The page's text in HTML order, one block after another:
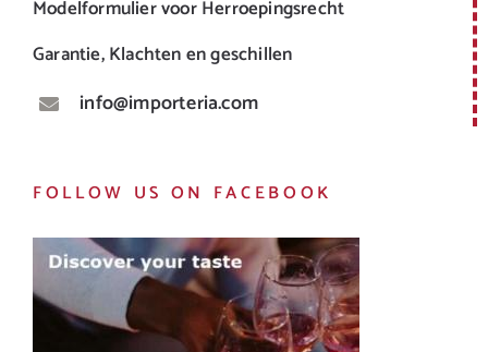
Modelformulier voor Herroepingsrecht
Garantie, Klachten en geschillen
info@importeria.com
FOLLOW US ON FACEBOOK